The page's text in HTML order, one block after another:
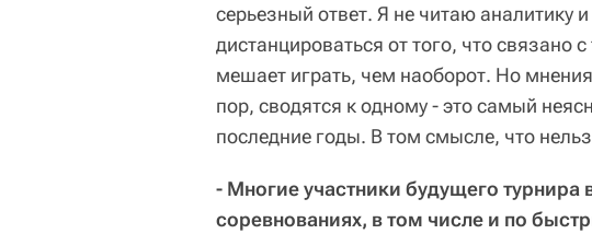
серьезный ответ. Я не читаю аналитику
дистанцироваться от того, что связано
мешает играть, чем наоборот. Но
пор, сводятся к одному - это самый
последние годы. В том смысле, что
- Многие участники будущего турнира
соревнованиях, в том числе и по